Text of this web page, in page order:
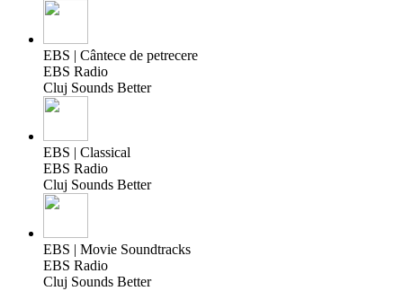
EBS | Cântece de petrecere
EBS Radio
Cluj Sounds Better
EBS | Classical
EBS Radio
Cluj Sounds Better
EBS | Movie Soundtracks
EBS Radio
Cluj Sounds Better